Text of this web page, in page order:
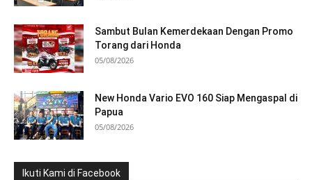
Sambut Bulan Kemerdekaan Dengan Promo
Torang dari Honda
05/08/2026
New Honda Vario EVO 160 Siap Mengaspal di
Papua
05/08/2026
Ikuti Kami di Facebook